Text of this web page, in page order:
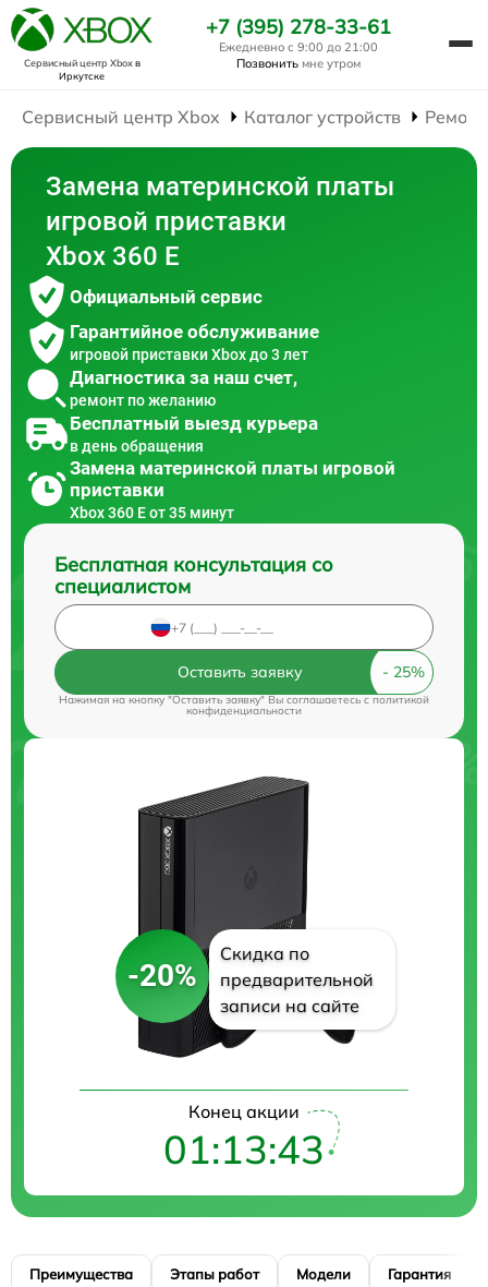
Сервисный центр Xboxв
Иркутске
+7 (395) 278-33-61
Ежедневно с 9:00 до 21:00
Позвонить мне утром
Сервисный центр Xbox Каталог устройств
Замена материнской платы
игровой приставки
Xbox 360 E
Официальный сервис
Гарантийное обслуживание
игровой приставки Xbox до 3 лет
Диагностика за наш счет,
ремонт по желанию
Бесплатный выезд курьера
в день обращения
Замена материнской платы игровой
приставки
Xbox 360 E от 35 минут
Бесплатная консультация со
специалистом
Оставить заявку
Нажимая на кнопку "Оставить заявку" Вы соглашаетесь c политикой
конфиденциальности
-20%
Скидка по
предварительной
записи на сайте
Конец акции
01:13:42
Преимущества Этапы работ Модели Гарантия